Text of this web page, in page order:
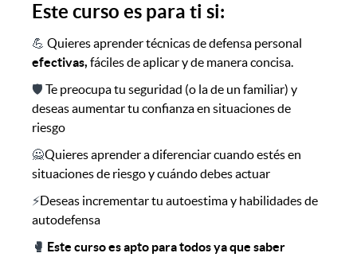
Este curso es para ti si:
💪 Quieres aprender técnicas de defensa personal
efectivas, fáciles de aplicar y de manera concisa.
🛡 Te preocupa tu seguridad (o la de un familiar) y
deseas aumentar tu confianza en situaciones de
riesgo
🙅Quieres aprender a diferenciar cuando estés en
situaciones de riesgo y cuándo debes actuar
⚡Deseas incrementar tu autoestima y habilidades de
autodefensa
🥊 Este curso es apto para todos ya que saber